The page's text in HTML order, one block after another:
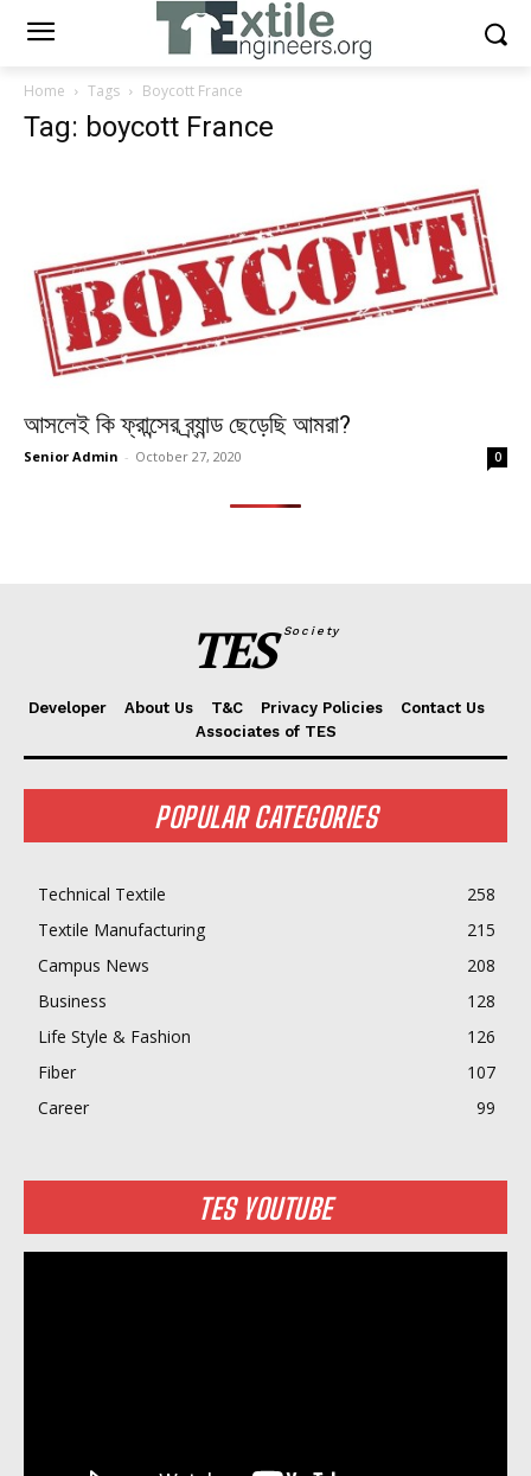
Home Tags Boycott France
Tag: boycott France
আসলেই কি ফ্রান্সের ব্র্যান্ড ছেড়েছি আমরা?
Senior Admin - October 27, 2020 0
TES Society
Developer About Us T&C Privacy Policies
Contact Us
Associates of TES
POPULAR CATEGORIES
Technical Textile
258
Textile Manufacturing
215
Campus News
208
Business
128
Life Style & Fashion
126
Fiber
107
Career
99
TES YOUTUBE